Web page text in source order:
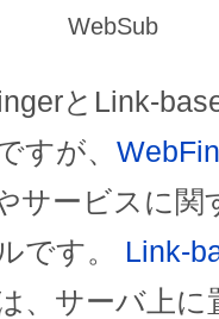
WebSub
とLink-
すが、
サービスに関
です。 Link-
、サーバ上